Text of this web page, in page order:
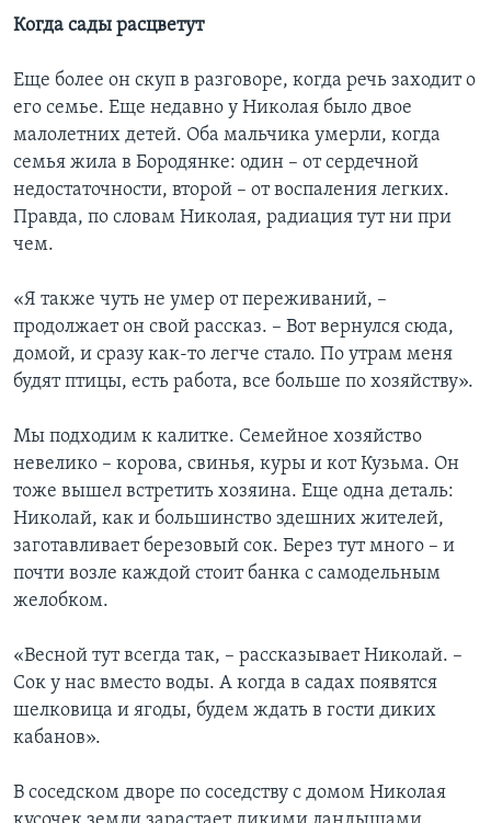
Когда сады расцветут
Еще более он скуп в разговоре, когда речь заходит о
его семье. Еще недавно у Николая было двое
малолетних детей. Оба мальчика умерли, когда
семья жила в Бородянке: один – от сердечной
недостаточности, второй – от воспаления легких.
Правда, по словам Николая, радиация тут ни при
чем.
«Я также чуть не умер от переживаний, –
продолжает он свой рассказ. – Вот вернулся сюда,
домой, и сразу как-то легче стало. По утрам меня
будят птицы, есть работа, все больше по хозяйству».
Мы подходим к калитке. Семейное хозяйство
невелико – корова, свинья, куры и кот Кузьма. Он
тоже вышел встретить хозяина. Еще одна деталь:
Николай, как и большинство здешних жителей,
заготавливает березовый сок. Берез тут много – и
почти возле каждой стоит банка с самодельным
желобком.
«Весной тут всегда так, – рассказывает Николай. –
Сок у нас вместо воды. А когда в садах появятся
шелковица и ягоды, будем ждать в гости диких
кабанов».
В соседском дворе по соседству с домом Николая